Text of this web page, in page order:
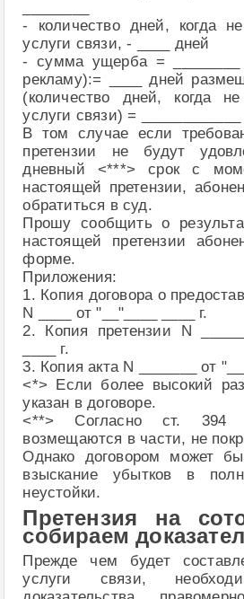
- количество дней, когда
услуги связи, - ____ дней
- сумма ущерба =
рекламу):= ____ дней
(количество дней, когда не
услуги связи) =
В том случае если
претензии не будут
дневный <***> срок с
настоящей претензии,
обратиться в суд.
Прошу сообщить о
настоящей претензии
форме.
Приложения:
1. Копия договора о
N ____ от "__"____ ____ г.
2. Копия претензии N
____ г.
3. Копия акта N _______ от
<*> Если более высокий
указан в договоре.
<**> Согласно ст.
возмещаются в части, не
Однако договором может
взыскание убытков в
неустойки.
Претензия на
собираем
Прежде чем будет
услуги связи,